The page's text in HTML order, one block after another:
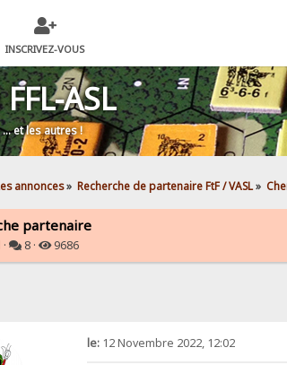
INSCRIVEZ-VOUS
ASL
… et les autres !
annonces» Recherche de partenaire FtF / VASL»
partenaire
· 8 · 9686
le:12 Novembre 2022, 12:02